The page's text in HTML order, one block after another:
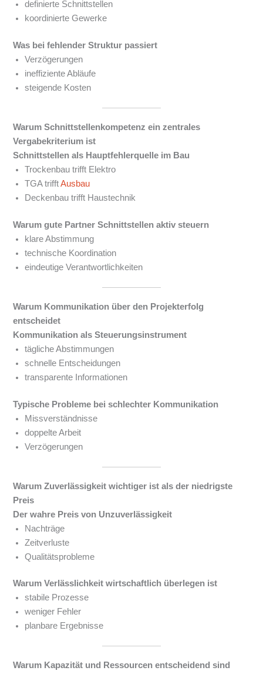
definierte Schnittstellen
koordinierte Gewerke
Was bei fehlender Struktur passiert
Verzögerungen
ineffiziente Abläufe
steigende Kosten
Warum Schnittstellenkompetenz ein zentrales
Vergabekriterium ist
Schnittstellen als Hauptfehlerquelle im Bau
Trockenbau trifft Elektro
TGA trifftAusbau
Deckenbau trifft Haustechnik
Warum gute Partner Schnittstellen aktiv steuern
klare Abstimmung
technische Koordination
eindeutige Verantwortlichkeiten
Warum Kommunikation über den Projekterfolg
entscheidet
Kommunikation als Steuerungsinstrument
tägliche Abstimmungen
schnelle Entscheidungen
transparente Informationen
Typische Probleme bei schlechter Kommunikation
Missverständnisse
doppelte Arbeit
Verzögerungen
Warum Zuverlässigkeit wichtiger ist als der niedrigste
Preis
Der wahre Preis von Unzuverlässigkeit
Nachträge
Zeitverluste
Qualitätsprobleme
Warum Verlässlichkeit wirtschaftlich überlegen ist
stabile Prozesse
weniger Fehler
planbare Ergebnisse
Warum Kapazität und Ressourcen entscheidend sind